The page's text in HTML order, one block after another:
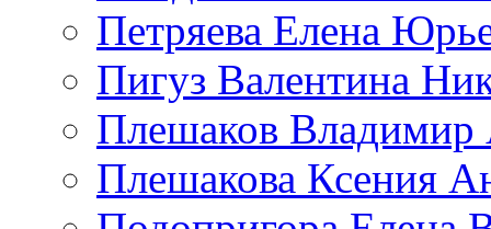
Петряева Елена
Пигуз Валентина
Плешаков Владимир
Плешакова Ксения